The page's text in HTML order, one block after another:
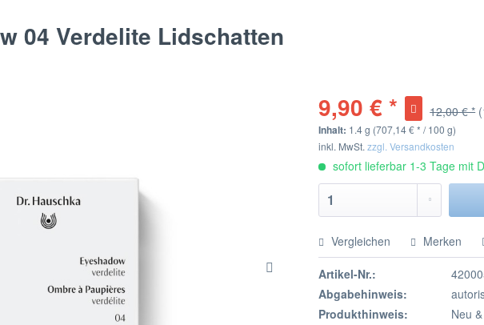
04 Verdelite Lidschatten
9,90 € * 12,00 € *
Inhalt: 1.4 g (707,14 € * / 100 g)
inkl. MwSt.zzgl. Versandkosten
sofort lieferbar 1-3 Tage mit
Vergleichen Merken
Artikel-Nr.:
Abgabehinweis:
Produkthinweis:
Neu